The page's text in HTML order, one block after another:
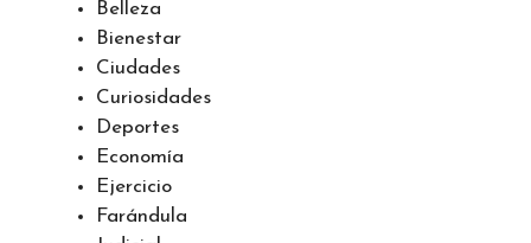
Animales
Bares, discotecas y restaurantes
Belleza
Bienestar
Ciudades
Curiosidades
Deportes
Economía